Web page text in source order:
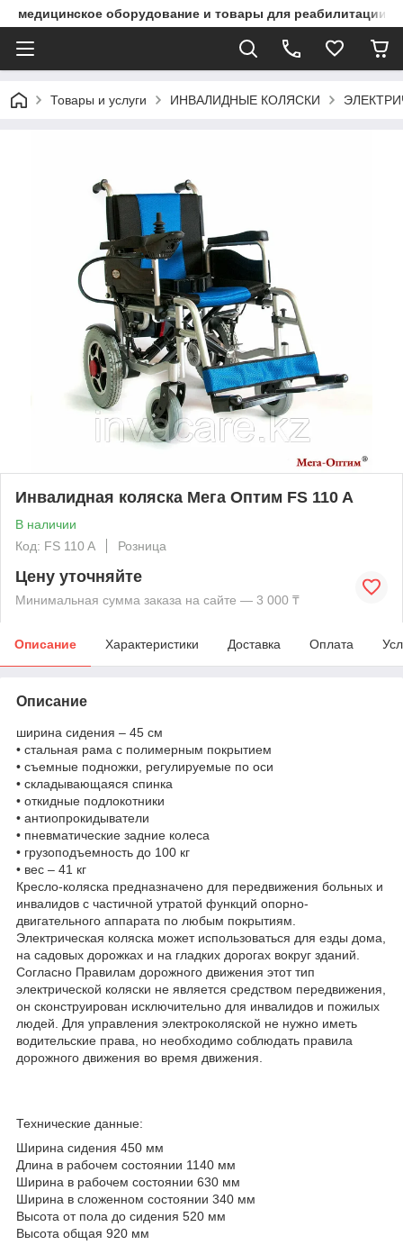
медицинское оборудование и товары для реабилитации
Товары и услуги ИНВАЛИДНЫЕ КОЛЯСКИ
Инвалидная коляска Мега Оптим FS 110 A
В наличии
Код: FS 110 A
Розница
Цену уточняйте
Минимальная сумма заказа на сайте — 3 000 ₸
Описание Характеристики Доставка Оплата
Описание
ширина сидения – 45 см
• стальная рама с полимерным покрытием
• съемные подножки, регулируемые по оси
• складывающаяся спинка
• откидные подлокотники
• антиопрокидыватели
• пневматические задние колеса
• грузоподъемность до 100 кг
• вес – 41 кг
Кресло-коляска предназначено для передвижения больных и
инвалидов с частичной утратой функций опорно-
двигательного аппарата по любым покрытиям.
Электрическая коляска может использоваться для езды дома,
на садовых дорожках и на гладких дорогах вокруг зданий.
Согласно Правилам дорожного движения этот тип
электрической коляски не является средством передвижения,
он сконструирован исключительно для инвалидов и пожилых
людей. Для управления электроколяской не нужно иметь
водительские права, но необходимо соблюдать правила
дорожного движения во время движения.
Технические данные:
Ширина сидения 450 мм
Длина в рабочем состоянии 1140 мм
Ширина в рабочем состоянии 630 мм
Ширина в сложенном состоянии 340 мм
Высота от пола до сидения 520 мм
Высота общая 920 мм